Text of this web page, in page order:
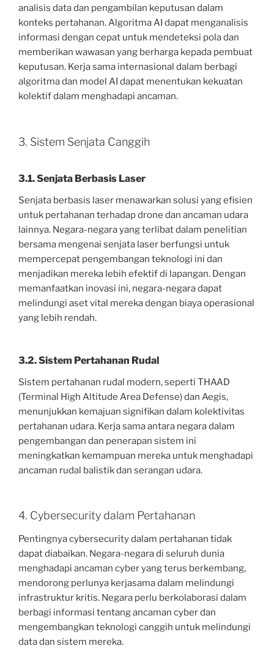
analisis data dan pengambilan keputusan dalam
konteks pertahanan. Algoritma AI dapat menganalisis
informasi dengan cepat untuk mendeteksi pola dan
memberikan wawasan yang berharga kepada pembuat
keputusan. Kerja sama internasional dalam berbagi
algoritma dan model AI dapat menentukan kekuatan
kolektif dalam menghadapi ancaman.
3. Sistem Senjata Canggih
3.1. Senjata Berbasis Laser
Senjata berbasis laser menawarkan solusi yang efisien
untuk pertahanan terhadap drone dan ancaman udara
lainnya. Negara-negara yang terlibat dalam penelitian
bersama mengenai senjata laser berfungsi untuk
mempercepat pengembangan teknologi ini dan
menjadikan mereka lebih efektif di lapangan. Dengan
memanfaatkan inovasi ini, negara-negara dapat
melindungi aset vital mereka dengan biaya operasional
yang lebih rendah.
3.2. Sistem Pertahanan Rudal
Sistem pertahanan rudal modern, seperti THAAD
(Terminal High Altitude Area Defense) dan Aegis,
menunjukkan kemajuan signifikan dalam kolektivitas
pertahanan udara. Kerja sama antara negara dalam
pengembangan dan penerapan sistem ini
meningkatkan kemampuan mereka untuk menghadapi
ancaman rudal balistik dan serangan udara.
4. Cybersecurity dalam Pertahanan
Pentingnya cybersecurity dalam pertahanan tidak
dapat diabaikan. Negara-negara di seluruh dunia
menghadapi ancaman cyber yang terus berkembang,
mendorong perlunya kerjasama dalam melindungi
infrastruktur kritis. Negara perlu berkolaborasi dalam
berbagi informasi tentang ancaman cyber dan
mengembangkan teknologi canggih untuk melindungi
data dan sistem mereka.